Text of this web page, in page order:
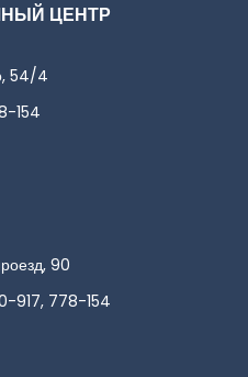
ЦЕНТР
54/4
154
90
917, 778-154